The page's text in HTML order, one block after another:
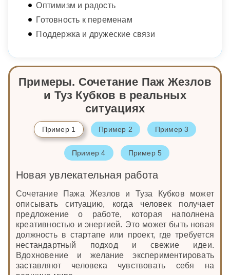
Оптимизм и радость
Готовность к переменам
Поддержка и дружеские связи
Примеры. Сочетание Паж Жезлов
и Туз Кубков в реальных
ситуациях
Пример 1 Пример 2 Пример 3
Пример 4 Пример 5
Новая увлекательная работа
Сочетание Пажа Жезлов и Туза Кубков может
описывать ситуацию, когда человек получает
предложение о работе, которая наполнена
креативностью и энергией. Это может быть новая
должность в стартапе или проект, где требуется
нестандартный подход и свежие идеи.
Вдохновение и желание экспериментировать
заставляют человека чувствовать себя на